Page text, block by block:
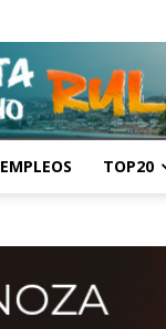
EMPLEOS TOP20